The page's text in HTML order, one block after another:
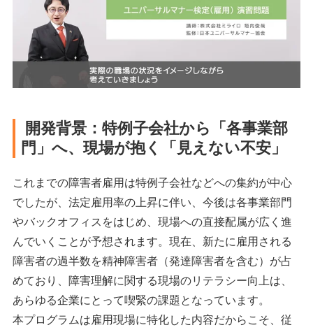
開発背景：特例子会社から「各事業部
門」へ、現場が抱く「見えない不安」
これまでの障害者雇用は特例子会社などへの集約が中心
でしたが、法定雇用率の上昇に伴い、今後は各事業部門
やバックオフィスをはじめ、現場への直接配属が広く進
んでいくことが予想されます。現在、新たに雇用される
障害者の過半数を精神障害者（発達障害者を含む）が占
めており、障害理解に関する現場のリテラシー向上は、
あらゆる企業にとって喫緊の課題となっています。
本プログラムは雇用現場に特化した内容だからこそ、従